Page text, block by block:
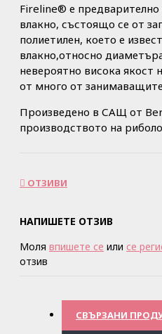
Fireline® е предварително
влакно, състоящо се от
полиетилен, което е
влакно,относно
невероятно висока якост
от много от
Произведено в САЩ от
производството на
ОТЗИВИ
НАПИШЕТЕ ОТЗИВ
Моля впишете се или се
отзив
СВЪРЗАНИ